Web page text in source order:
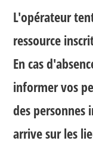
L'opérateur
ressource
En cas
informer vos
des personnes
arrive sur les